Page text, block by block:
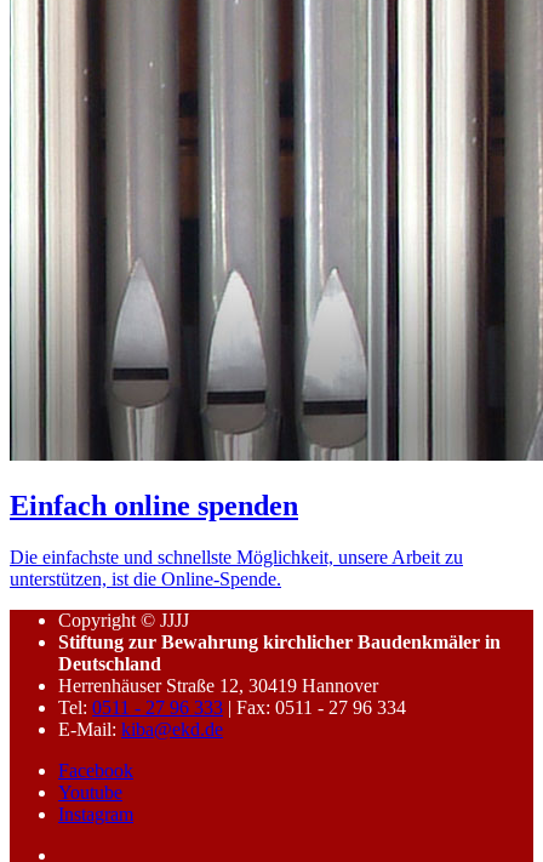
Einfach online spenden
Die einfachste und schnellste Möglichkeit, unsere Arbeit zu
unterstützen, ist die Online-Spende.
Copyright © JJJJ
Stiftung zur Bewahrung kirchlicher Baudenkmäler in
Deutschland
Herrenhäuser Straße 12, 30419 Hannover
Tel: 0511 - 27 96 333 | Fax: 0511 - 27 96 334
E-Mail: kiba@ekd.de
Facebook
Youtube
Instagram